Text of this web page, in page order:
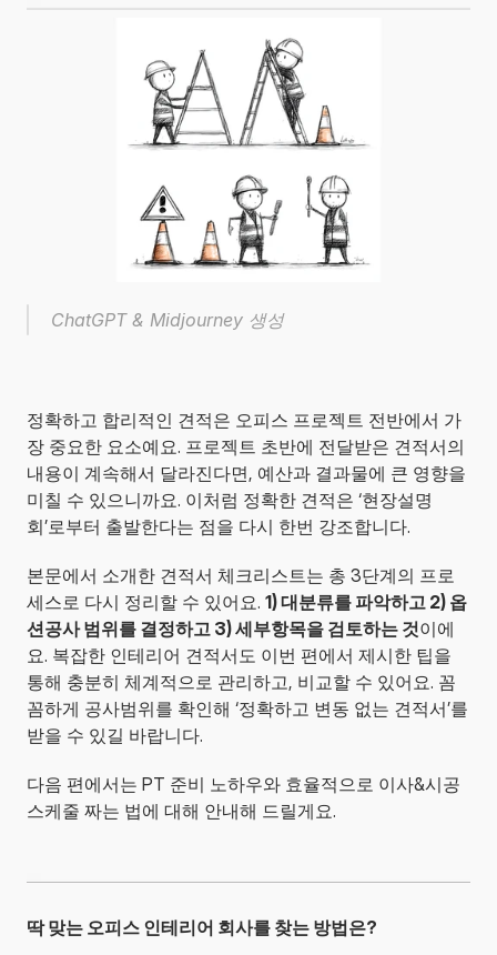
ChatGPT & Midjourney 생성
정확하고 합리적인 견적은 오피스 프로젝트 전반에서 가
장 중요한 요소예요. 프로젝트 초반에 전달받은 견적서의
내용이 계속해서 달라진다면, 예산과 결과물에 큰 영향을
미칠 수 있으니까요. 이처럼 정확한 견적은 ‘현장설명
회’로부터 출발한다는 점을 다시 한번 강조합니다.
본문에서 소개한 견적서 체크리스트는 총 3단계의 프로
세스로 다시 정리할 수 있어요. 1) 대분류를 파악하고 2) 옵
션공사 범위를 결정하고 3) 세부항목을 검토하는 것이에
요. 복잡한 인테리어 견적서도 이번 편에서 제시한 팁을
통해 충분히 체계적으로 관리하고, 비교할 수 있어요. 꼼
꼼하게 공사범위를 확인해 ‘정확하고 변동 없는 견적서’를
받을 수 있길 바랍니다.
다음 편에서는 PT 준비 노하우와 효율적으로 이사&시공
스케줄 짜는 법에 대해 안내해 드릴게요.
딱 맞는 오피스 인테리어 회사를 찾는 방법은?